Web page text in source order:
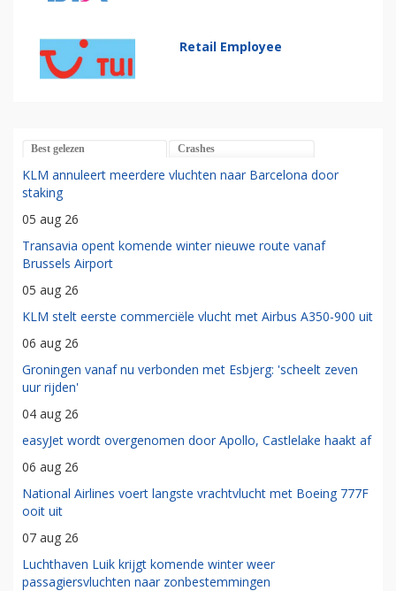
Retail Employee
Best gelezen Crashes
KLM annuleert meerdere vluchten naar Barcelona door
staking
05 aug 26
Transavia opent komende winter nieuwe route vanaf
Brussels Airport
05 aug 26
KLM stelt eerste commerciële vlucht met Airbus A350-900 uit
06 aug 26
Groningen vanaf nu verbonden met Esbjerg: 'scheelt zeven
uur rijden'
04 aug 26
easyJet wordt overgenomen door Apollo, Castlelake haakt af
06 aug 26
National Airlines voert langste vrachtvlucht met Boeing 777F
ooit uit
07 aug 26
Luchthaven Luik krijgt komende winter weer
passagiersvluchten naar zonbestemmingen